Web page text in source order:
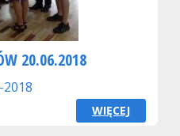
20.06.2018
2018
WIĘCEJ